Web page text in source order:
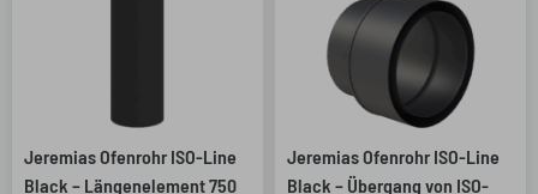
Jeremias Ofenrohr ISO-Line
Black – Längenelement 750
Jeremias Ofenrohr ISO-Line
Black – Übergang von ISO-